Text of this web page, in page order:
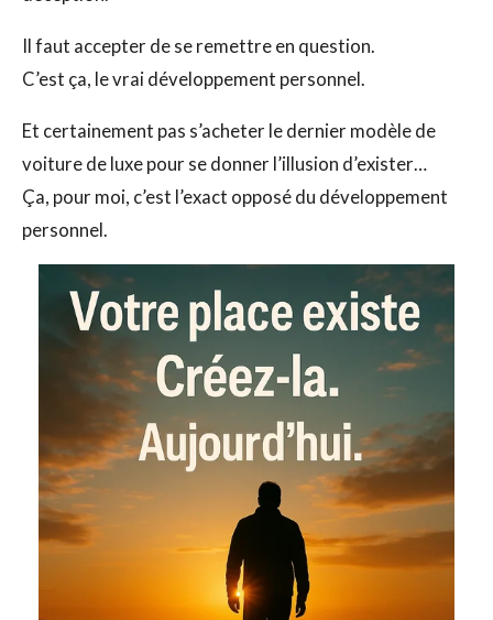
Il faut accepter de se remettre en question.
C’est ça, le vrai développement personnel.
Et certainement pas s’acheter le dernier modèle de
voiture de luxe pour se donner l’illusion d’exister…
Ça, pour moi, c’est l’exact opposé du développement
personnel.